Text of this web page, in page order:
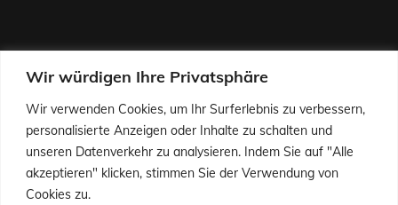
Wir würdigen Ihre Privatsphäre
Wir verwenden Cookies, um Ihr Surferlebnis zu verbessern,
personalisierte Anzeigen oder Inhalte zu schalten und
unseren Datenverkehr zu analysieren. Indem Sie auf "Alle
akzeptieren" klicken, stimmen Sie der Verwendung von
Cookies zu.
COPYRIGHT © 2026 TONHUNTER
DATENSCHUTZERKLÄRUNG UND IMPRESSUM|ROCK
BAND BY